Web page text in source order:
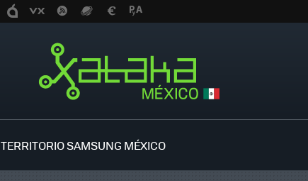
TERRITORIO SAMSUNG MÉXICO